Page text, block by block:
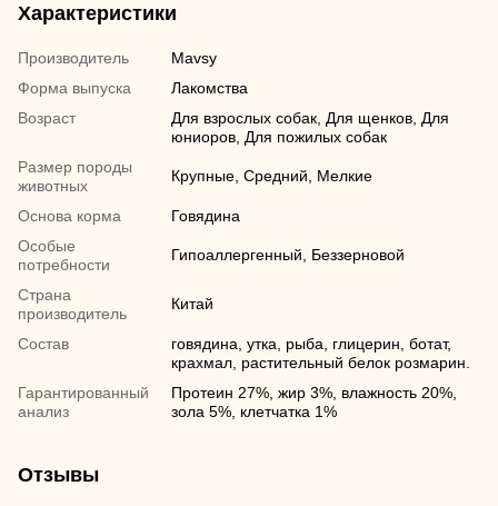
Характеристики
Производитель
Mavsy
Форма выпуска
Лакомства
Возраст
Для взрослых собак, Для щенков, Для
юниоров, Для пожилых собак
Размер породы
животных
Крупные, Средний, Мелкие
Основа корма
Говядина
Особые
потребности
Гипоаллергенный, Беззерновой
Страна
производитель
Китай
Состав
говядина, утка, рыба, глицерин, ботат,
крахмал, растительный белок розмарин.
Гарантированный
анализ
Протеин 27%, жир 3%, влажность 20%,
зола 5%, клетчатка 1%
Отзывы